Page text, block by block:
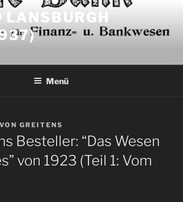
LANSBURGH
Menü
VON GREITENS
Besteller: “Das Wesen
von 1923 (Teil 1: Vom